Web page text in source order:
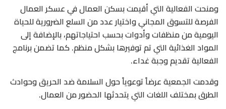
ومنحت الفعالية التي أقيمت بسكن العمال في عسكر العمال
الفرصة للتسوق المجاني واختيار عدد من السلع الضرورية للحياة
اليومية من منظفات وأدوات بحسب احتياجاتهم، بالإضافة إلى
المواد الغذائية التي تم توفيرها بشكل منظم. كما تضمن برنامج
الفعالية تقديم وجبة غداء.
وقدمت الجمعية عرضاً توعوياً حول السلامة ضد الحريق وحوادث
الطرق بمختلف اللغات التي يتحدثها الحضور من العمال.